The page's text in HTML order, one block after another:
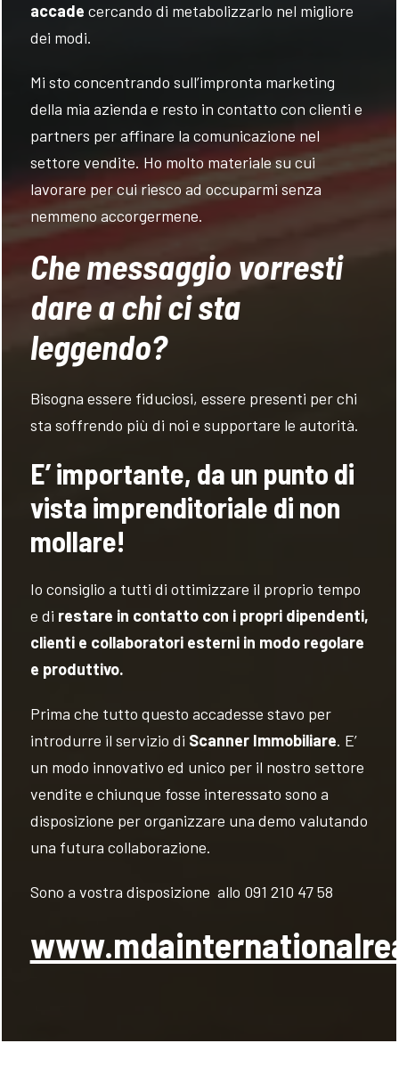
accade cercando di metabolizzarlo nel migliore
dei modi.
Mi sto concentrando sull’impronta marketing
della mia azienda e resto in contatto con clienti e
partners per affinare la comunicazione nel
settore vendite. Ho molto materiale su cui
lavorare per cui riesco ad occuparmi senza
nemmeno accorgermene.
Che messaggio vorresti
dare a chi ci sta
leggendo?
Bisogna essere fiduciosi, essere presenti per chi
sta soffrendo più di noi e supportare le autorità.
E’ importante, da un punto di
vista imprenditoriale di non
mollare!
Io consiglio a tutti di ottimizzare il proprio tempo
e di restare in contatto con i propri dipendenti,
clienti e collaboratori esterni in modo regolare
e produttivo.
Prima che tutto questo accadesse stavo per
introdurre il servizio di Scanner Immobiliare. E’
un modo innovativo ed unico per il nostro settore
vendite e chiunque fosse interessato sono a
disposizione per organizzare una demo valutando
una futura collaborazione.
Sono a vostra disposizione allo 091 210 47 58